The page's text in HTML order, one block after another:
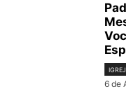
6 de